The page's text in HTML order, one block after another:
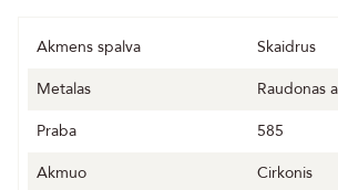
Akmens spalva
Skaidrus
Metalas
Raudonas
Praba
585
Akmuo
Cirkonis